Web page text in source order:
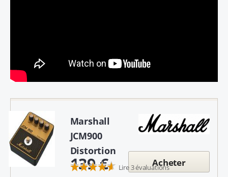
Marshall
JCM900
Distortion
Lire 3 évaluations
139 € Acheter